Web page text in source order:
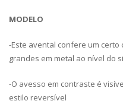
MODELO
-Este avental confere um certo
grandes em metal ao nível do
-O avesso em contraste é
estilo reversível